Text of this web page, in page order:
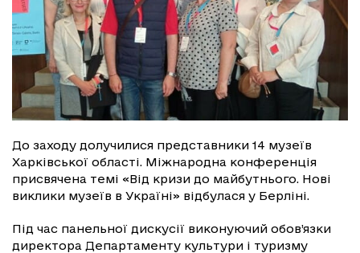
До заходу долучилися представники 14 музеїв
Харківської області. Міжнародна конференція
присвячена темі «Від кризи до майбутнього. Нові
виклики музеїв в Україні» відбулася у Берліні.
Під час панельної дискусії виконуючий обов’язки
директора Департаменту культури і туризму